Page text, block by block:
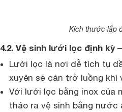
Kích thước lắp
4.2. Vệ sinh lưới lọc định kỳ
Lưới lọc là nơi dễ tích tụ
xuyên sẽ cản trở luồng khí
Với lưới lọc bằng inox của
tháo ra vệ sinh bằng